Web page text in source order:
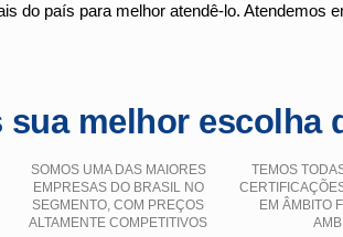
do país para melhor atendê-lo. Atendemos
melhor escolha
SOMOS UMA DAS MAIORES
EMPRESAS DO BRASIL NO
SEGMENTO, COM PREÇOS
ALTAMENTE COMPETITIVOS
TEMOS
EM ÂMBITO